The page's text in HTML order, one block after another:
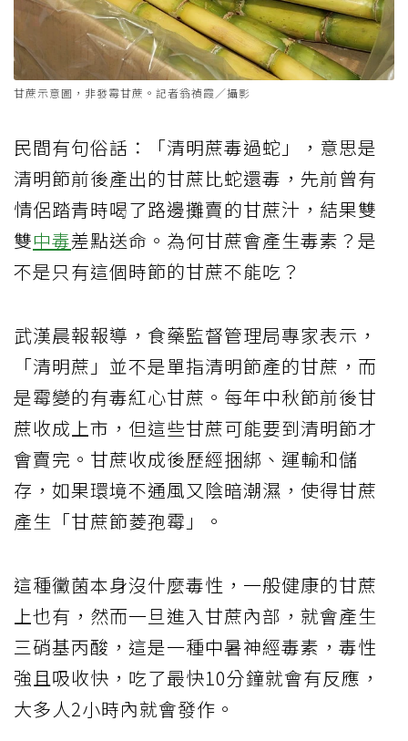
甘蔗示意圖，非發霉甘蔗。記者翁禎霞／攝影
民間有句俗話：「清明蔗毒過蛇」，意思是
清明節前後產出的甘蔗比蛇還毒，先前曾有
情侶踏青時喝了路邊攤賣的甘蔗汁，結果雙
雙中毒差點送命。為何甘蔗會產生毒素？是
不是只有這個時節的甘蔗不能吃？
武漢晨報報導，食藥監督管理局專家表示，
「清明蔗」並不是單指清明節產的甘蔗，而
是霉變的有毒紅心甘蔗。每年中秋節前後甘
蔗收成上市，但這些甘蔗可能要到清明節才
會賣完。甘蔗收成後歷經捆綁、運輸和儲
存，如果環境不通風又陰暗潮濕，使得甘蔗
產生「甘蔗節菱孢霉」。
這種黴菌本身沒什麼毒性，一般健康的甘蔗
上也有，然而一旦進入甘蔗內部，就會產生
三硝基丙酸，這是一種中暑神經毒素，毒性
強且吸收快，吃了最快10分鐘就會有反應，
大多人2小時內就會發作。